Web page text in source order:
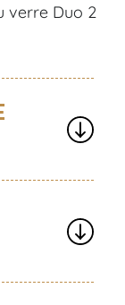
verre Duo 2